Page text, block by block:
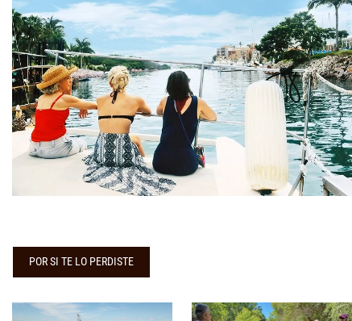
POR SI TE LO PERDISTE